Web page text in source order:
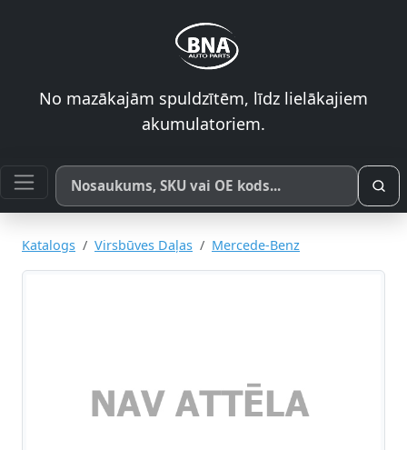
No mazākajām spuldzītēm, līdz lielākajiem
akumulatoriem.
Meklēt pēc produkta nosaukuma, SKU vai OE koda
Katalogs Virsbūves Daļas Mercede-Benz